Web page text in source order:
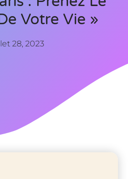
Votre Vie »
28, 2023